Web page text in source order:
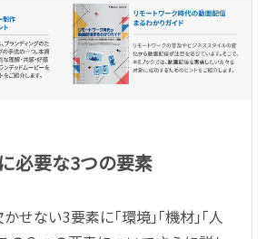
必要な3つの要素
せない3要素に｢環境｣｢機材｣｢人